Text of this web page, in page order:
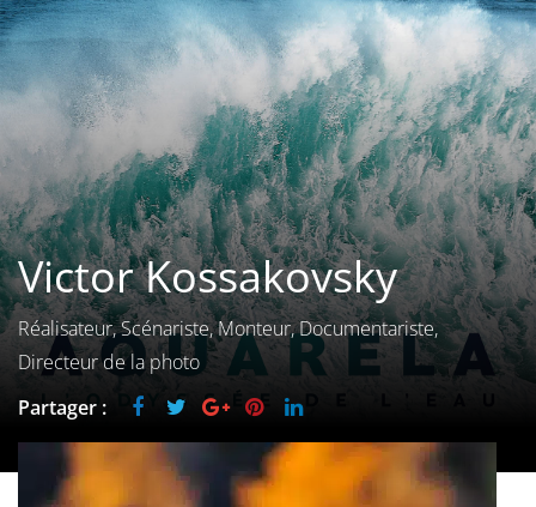
Les films par
genre
Séries
Les films
interdits
Les Dossiers
Les disparus
Les acteurs
Les réalisateurs
Victor Kossakovsky
Réalisateur, Scénariste, Monteur, Documentariste,
Directeur de la photo
Partager :